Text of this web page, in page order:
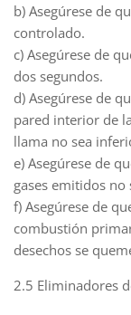
b) Asegúrese de
controlado.
c) Asegúrese de
dos segundos.
d) Asegúrese de
pared interior de
llama no sea
e) Asegúrese de
gases emitidos
f) Asegúrese de
combustión
desechos se
2.5 Eliminadores